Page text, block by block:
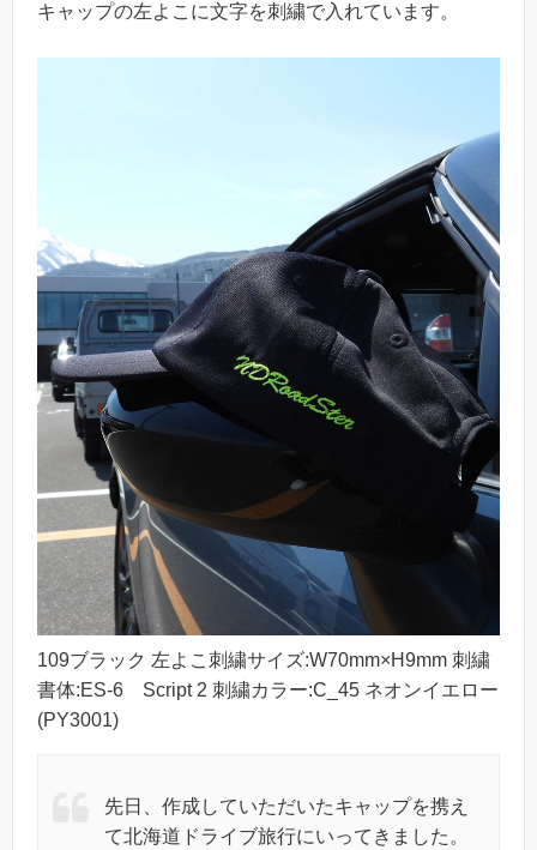
キャップの左よこに文字を刺繍で入れています。
109ブラック 左よこ刺繍サイズ:W70mm×H9mm 刺繍
書体:ES-6 Script 2 刺繍カラー:C_45 ネオンイエロー
(PY3001)
先日、作成していただいたキャップを携え
て北海道ドライブ旅行にいってきました。